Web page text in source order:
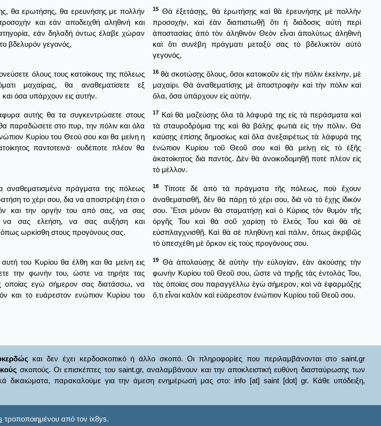
θα ερωτήσης, θα ερευνήσης με πολλήν
και εάν αποδειχθή αληθινή και
εάν δηλαδή όντως έλαβε χώραν
βδελυρόν γεγονός,
15 Θὰ ἐξετάσῃς, θὰ ἐρωτήσῃς καὶ θὰ ἐρευνήσῃς μὲ πολλὴν
προσοχήν, καὶ ἐὰν διαπιστωθῇ ὅτι ἡ διάδοσις αὐτὴ περὶ
ἀποστασίας ἀπὸ τὸν ἀληθινὸν Θεὸν εἶναι ἀπολύτως ἀληθινὴ
καὶ ὅτι συνέβη πράγματι μεταξύ σας τὸ βδελυκτὸν αὐτὸ
γεγονός,
όλους τους κατοίκους της πόλεως
μαχαίρας, θα αναθεματίσετε εξ
όσα υπάρχουν εις αυτήν.
16 θὰ σκοτώσῃς ὅλους, ὅσοι κατοικοῦν εἰς τὴν πόλιν ἐκείνην, μὲ
μαχαίρι. Θὰ ἀναθεματίσῃς μὲ ἀποστροφὴν καὶ τὴν πόλιν καὶ
ὅλα, ὅσα ὑπάρχουν εἰς αὐτήν.
αυτής θα τα συγκεντρώσετε στους
παραδώσετε στο πυρ, την πόλιν και όλα
Κυρίου του Θεού σου και θα μείνη η
παντοτεινά· ουδέποτε πλέον θα
17 Καὶ θὰ μαζεύσῃς ὅλα τὰ λάφυρά της εἰς τὰ περάσματα καὶ
τὰ σταυροδρόμια της καὶ θὰ βάλῃς φωτιὰ εἰς τὴν πόλιν. Θὰ
καύσῃς ἐπίσης δημοσίως καὶ ὅλα ἀνεξαιρέτως τὰ λάφυρά της
ἐνώπιον Κυρίου τοῦ Θεοῦ σου καὶ θὰ μείνῃ εἰς τὸ ἑξῆς
ἀκατοίκητος διὰ παντός. Δὲν θὰ ἀνοικοδομηθῇ ποτὲ πλέον εἰς
τὸ μέλλον.
αναθεματισμένα πράγματα της πόλεως
το χέρι σου, δια να αποστρέψη έτσι ο
και την οργήν του από σας, να σας
να σας ελεήση, να σας αυξήση και
ωρκίσθη στους προγόνους σας.
18
Τίποτε δὲ ἀπὸ τὰ πράγματα τῆς πόλεως, ποὺ ἔχουν
ἀναθεματισθῆ, δὲν θὰ πάρῃ τὸ χέρι σου, διὰ νὰ τὸ ἔχῃς ἰδικόν
σου. Ἔτσι μόνον θὰ σταματήσῃ καὶ ὁ Κύριος τὸν θυμὸν τῆς
ὀργῆς Του καὶ θὰ σοῦ χαρίσῃ τὸ ἔλεός Του καὶ θὰ σὲ
εὐσπλαγχνισθῇ. Καὶ θὰ σὲ πληθύνῃ καὶ πάλιν, ὅπως ἀκριβῶς
τὸ ὑπεσχέθη μὲ ὅρκον εἰς τοὺς προγόνους σου.
του Κυρίου θα έλθη και θα μείνη εις
την φωνήν του, ώστε να τηρήτε τας
οποίας εγώ σήμερον σας διατάσσω, να
και το ευάρεστον ενώπιον Κυρίου του
19
Θὰ ἀπολαύσῃς δὲ αὐτὴν τὴν εὐλογίαν, ἐὰν ἀκούσῃς τὴν
φωνὴν Κυρίου τοῦ Θεοῦ σου, ὥστε νὰ τηρῇς τὰς ἐντολάς Του,
τὰς ὁποίας σου παραγγέλλω ἐγὼ σήμερον, καὶ νὰ ἐφαρμόζῃς
ὅ,τι εἶναι καλὸν καὶ εὐάρεστον ἐνώπιον Κυρίου τοῦ Θεοῦ σου.
και δεν έχει κερδοσκοπικό ή άλλο σκοπό. Οι πληροφορίες που περιλαμβάνονται στο saint.gr
σκοπούς. Οι επισκέπτες του saint.gr, αναλαμβάνουν και την αποκλειστική ευθύνη διασταύρωσης των
δικαιώματα, παρακαλούμε για την άμεση ενημέρωσή μας στο: info [at] saint [dot] gr. Κάθε υπόδειξη,
τροποποιημένου από τον ix8ys.